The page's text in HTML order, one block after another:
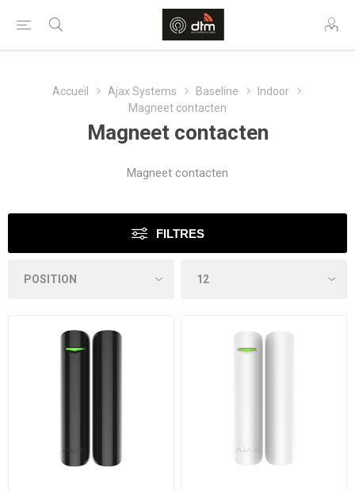
Accueil Ajax Systems Baseline
Indoor
Magneet contacten
Magneet contacten
Magneet contacten
FILTRES